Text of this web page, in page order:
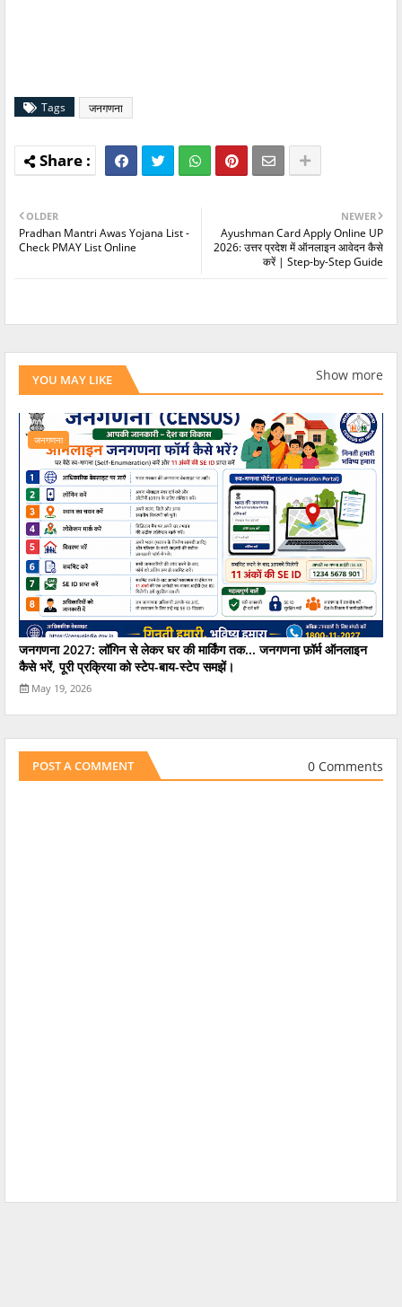
Tags जनगणना
NEWER
Ayushman Card Apply Online UP
2026: उत्तर प्रदेश में ऑनलाइन आवेदन कैसे
करें | Step-by-Step Guide
OLDER
Pradhan Mantri Awas Yojana List -
Check PMAY List Online
YOU MAY LIKE Show more
जनगणना
जनगणना 2027: लॉगिन से लेकर घर की मार्किंग तक... जनगणना फ़ॉर्म ऑनलाइन
कैसे भरें, पूरी प्रक्रिया को स्टेप-बाय-स्टेप समझें।
May 19, 2026
POST A COMMENT 0 Comments